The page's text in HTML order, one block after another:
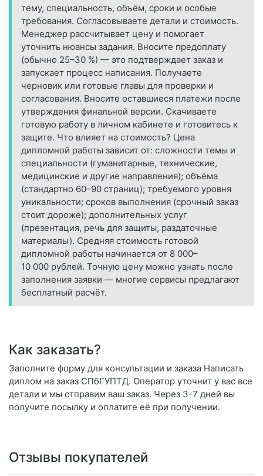
тему, специальность, объём, сроки и особые
требования. Согласовываете детали и стоимость.
Менеджер рассчитывает цену и помогает
уточнить нюансы задания. Вносите предоплату
(обычно 25–30 %) — это подтверждает заказ и
запускает процесс написания. Получаете
черновик или готовые главы для проверки и
согласования. Вносите оставшиеся платежи после
утверждения финальной версии. Скачиваете
готовую работу в личном кабинете и готовитесь к
защите. Что влияет на стоимость? Цена
дипломной работы зависит от: сложности темы и
специальности (гуманитарные, технические,
медицинские и другие направления); объёма
(стандартно 60–90 страниц); требуемого уровня
уникальности; сроков выполнения (срочный заказ
стоит дороже); дополнительных услуг
(презентация, речь для защиты, раздаточные
материалы). Средняя стоимость готовой
дипломной работы начинается от 8 000–
10 000 рублей. Точную цену можно узнать после
заполнения заявки — многие сервисы предлагают
бесплатный расчёт.
Как заказать?
Заполните форму для консультации и заказа Написать
диплом на заказ СПбГУПТД. Оператор уточнит у вас все
детали и мы отправим ваш заказ. Через 3-7 дней вы
получите посылку и оплатите её при получении.
Отзывы покупателей